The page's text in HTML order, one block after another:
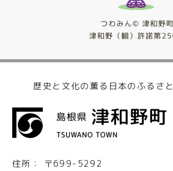
歴史と文化の薫る日本のふるさと
住所： 〒699-5292